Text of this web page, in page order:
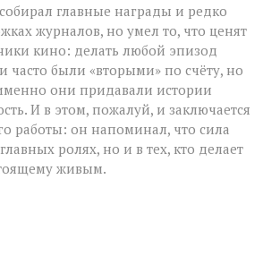
главные награды и редко
журналов, но умел то, что ценят
кино: делать любой эпизод
часто были «вторыми» по счёту, но
они придавали истории
И в этом, пожалуй, и заключается
работы: он напоминал, что сила
ролях, но и в тех, кто делает
живым.